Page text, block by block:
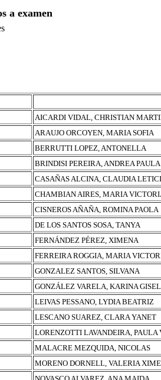
a examen
AICARDI VIDAL, CHRISTIAN
ARAUJO ORCOYEN, MARIA SOFIA
BERRUTTI LOPEZ, ANTONELLA
BRINDISI PEREIRA, ANDREA PAULA
CASAÑAS ALCINA, CLAUDIA
CHAMBIAN AIRES, MARIA
CISNEROS AÑAÑA, ROMINA PAOLA
DE LOS SANTOS SOSA, TANYA
FERNÁNDEZ PÉREZ, XIMENA
FERREIRA ROGGIA, MARIA
GONZALEZ SANTOS, SILVANA
GONZÁLEZ VARELA, KARINA GISEL
LEIVAS PESSANO, LYDIA BEATRIZ
LESCANO SUAREZ, CLARA YANET
LORENZOTTI LAVANDEIRA,
MALACRE MEZQUIDA, NICOLAS
MORENO DORNELL, VALERIA